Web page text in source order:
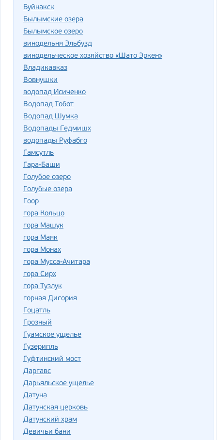
Буйнакск
Былымские озера
Былымское озеро
винодельня Эльбузд
винодельческое хозяйство «Шато Эркен»
Владикавказ
Вовнушки
водопад Исиченко
Водопад Тобот
Водопад Шумка
Водопады Гедмишх
водопады Руфабго
Гамсутль
Гара-Баши
Голубое озеро
Голубые озера
Гоор
гора Кольцо
гора Машук
гора Маяк
гора Монах
гора Мусса-Ачитара
гора Сирх
гора Тузлук
горная Дигория
Гоцатль
Грозный
Гуамское ущелье
Гузерипль
Гуфтинский мост
Даргавс
Дарьяльское ущелье
Датуна
Датунская церковь
Датунский храм
Девичьи бани